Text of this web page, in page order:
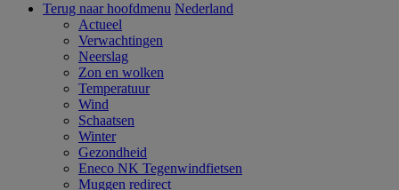
Terug naar hoofdmenu Nederland
Actueel
Verwachtingen
Neerslag
Zon en wolken
Temperatuur
Wind
Schaatsen
Winter
Gezondheid
Eneco NK Tegenwindfietsen
Muggen redirect